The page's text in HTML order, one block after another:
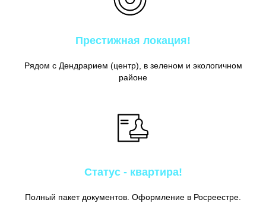
Престижная локация!
Рядом с Дендрарием (центр), в зеленом и экологичном
районе
Статус - квартира!
Полный пакет документов. Оформление в Росреестре.